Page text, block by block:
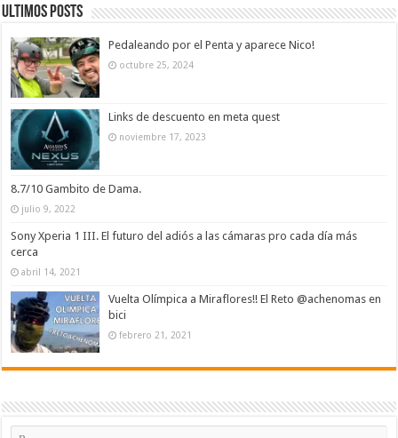
Ultimos Posts
Pedaleando por el Penta y aparece Nico!
octubre 25, 2024
Links de descuento en meta quest
noviembre 17, 2023
8.7/10 Gambito de Dama.
julio 9, 2022
Sony Xperia 1 III. El futuro del adiós a las cámaras pro cada día más
cerca
abril 14, 2021
Vuelta Olímpica a Miraflores!! El Reto @achenomas en
bici
febrero 21, 2021